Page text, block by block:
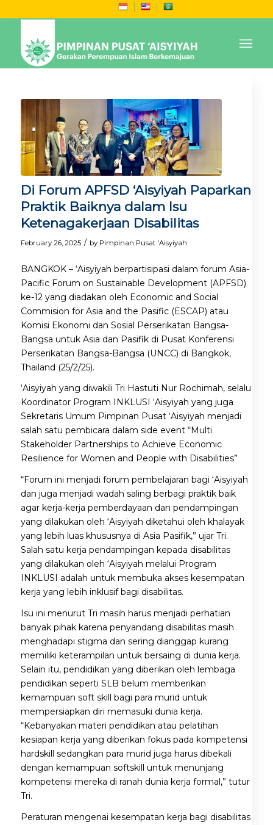
Di Forum APFSD ‘Aisyiyah Paparkan
Praktik Baiknya dalam Isu
Ketenagakerjaan Disabilitas
February 26, 2025 / by Pimpinan Pusat 'Aisyiyah
BANGKOK – ‘Aisyiyah berpartisipasi dalam forum Asia-
Pacific Forum on Sustainable Development (APFSD)
ke-12 yang diadakan oleh Economic and Social
Commision for Asia and the Pasific (ESCAP) atau
Komisi Ekonomi dan Sosial Perserikatan Bangsa-
Bangsa untuk Asia dan Pasifik di Pusat Konferensi
Perserikatan Bangsa-Bangsa (UNCC) di Bangkok,
Thailand (25/2/25).
‘Aisyiyah yang diwakili Tri Hastuti Nur Rochimah, selalu
Koordinator Program INKLUSI ‘Aisyiyah yang juga
Sekretaris Umum Pimpinan Pusat ‘Aisyiyah menjadi
salah satu pembicara dalam side event “Multi
Stakeholder Partnerships to Achieve Economic
Resilience for Women and People with Disabilities”
“Forum ini menjadi forum pembelajaran bagi ‘Aisyiyah
dan juga menjadi wadah saling berbagi praktik baik
agar kerja-kerja pemberdayaan dan pendampingan
yang dilakukan oleh ‘Aisyiyah diketahui oleh khalayak
yang lebih luas khususnya di Asia Pasifik,” ujar Tri.
Salah satu kerja pendampingan kepada disabilitas
yang dilakukan oleh ‘Aisyiyah melalui Program
INKLUSI adalah untuk membuka akses kesempatan
kerja yang lebih inklusif bagi disabilitas.
Isu ini menurut Tri masih harus menjadi perhatian
banyak pihak karena penyandang disabilitas masih
menghadapi stigma dan sering dianggap kurang
memiliki keterampilan untuk bersaing di dunia kerja.
Selain itu, pendidikan yang diberikan oleh lembaga
pendidikan seperti SLB belum memberikan
kemampuan soft skill bagi para murid untuk
mempersiapkan diri memasuki dunia kerja.
“Kebanyakan materi pendidikan atau pelatihan
kesiapan kerja yang diberikan fokus pada kompetensi
hardskill sedangkan para murid juga harus dibekali
dengan kemampuan softskill untuk menunjang
kompetensi mereka di ranah dunia kerja formal,” tutur
Tri.
Peraturan mengenai kesempatan kerja bagi disabilitas